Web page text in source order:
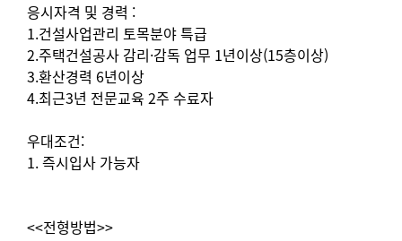
응시자격 및 경력 :
1.건설사업관리 토목분야 특급
2.주택건설공사 감리·감독 업무 1년이상(15층이상)
3.환산경력 6년이상
4.최근3년 전문교육 2주 수료자
우대조건:
1. 즉시입사 가능자
<<전형방법>>